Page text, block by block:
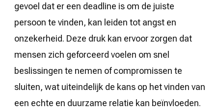
gevoel dat er een deadline is om de juiste
persoon te vinden, kan leiden tot angst en
onzekerheid. Deze druk kan ervoor zorgen dat
mensen zich geforceerd voelen om snel
beslissingen te nemen of compromissen te
sluiten, wat uiteindelijk de kans op het vinden van
een echte en duurzame relatie kan beïnvloeden.